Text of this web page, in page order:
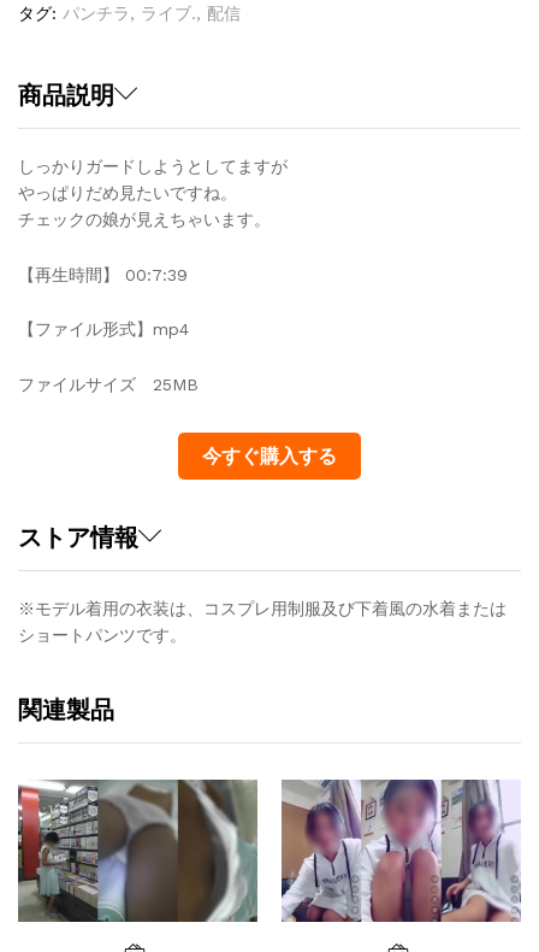
タグ: パンチラ, ライブ., 配信
商品説明
しっかりガードしようとしてますが
やっぱりだめ見たいですね。
チェックの娘が見えちゃいます。
【再生時間】 00:7:39
【ファイル形式】mp4
ファイルサイズ 25MB
今すぐ購入する
ストア情報
※モデル着用の衣装は、コスプレ用制服及び下着風の水着または
ショートパンツです。
関連製品